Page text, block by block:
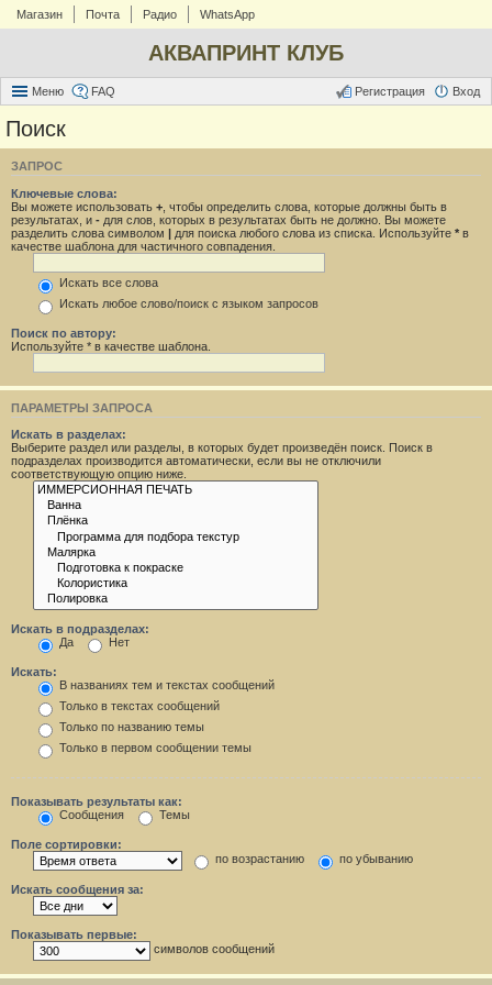
Магазин Почта Радио WhatsApp
АКВАПРИНТ КЛУБ
Меню FAQ Вход
Регистрация
Поиск
ЗАПРОС
Ключевые слова:
Вы можете использовать + , чтобы определить слова, которые должны быть в
результатах, и - для слов, которых в результатах быть не должно. Вы можете
разделить слова символом | для поиска любого слова из списка. Используйте * в
качестве шаблона для частичного совпадения.
Искать все слова
Искать любое слово/поиск с языком запросов
Поиск по автору:
Используйте * в качестве шаблона.
ПАРАМЕТРЫ ЗАПРОСА
Искать в разделах:
Выберите раздел или разделы, в которых будет произведён поиск. Поиск в
подразделах производится автоматически, если вы не отключили
соответствующую опцию ниже.
Искать в подразделах:
Да
Нет
Искать:
В названиях тем и текстах сообщений
Только в текстах сообщений
Только по названию темы
Только в первом сообщении темы
Показывать результаты как:
Сообщения
Темы
Поле сортировки:
по возрастанию
по убыванию
Искать сообщения за:
Показывать первые:
символов сообщений